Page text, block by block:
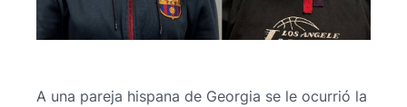
A una pareja hispana de Georgia se le ocurrió la